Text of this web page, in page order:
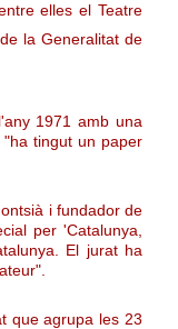
elles el Teatre
la Generalitat de
1971 amb una
tingut un paper
i fundador de
per 'Catalunya,
El jurat ha
que agrupa les 23